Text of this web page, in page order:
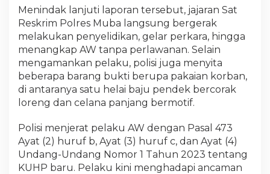
Menindak lanjuti laporan tersebut, jajaran Sat
Reskrim Polres Muba langsung bergerak
melakukan penyelidikan, gelar perkara, hingga
menangkap AW tanpa perlawanan. Selain
mengamankan pelaku, polisi juga menyita
beberapa barang bukti berupa pakaian korban,
di antaranya satu helai baju pendek bercorak
loreng dan celana panjang bermotif.
Polisi menjerat pelaku AW dengan Pasal 473
Ayat (2) huruf b, Ayat (3) huruf c, dan Ayat (4)
Undang-Undang Nomor 1 Tahun 2023 tentang
KUHP baru. Pelaku kini menghadapi ancaman